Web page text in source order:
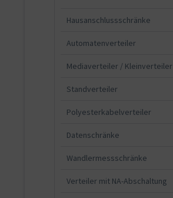
Hausanschlussschränke
Automatenverteiler
Mediaverteiler / Kleinverteiler
Standverteiler
Polyesterkabelverteiler
Datenschränke
Wandlermessschränke
Verteiler mit NA-Abschaltung